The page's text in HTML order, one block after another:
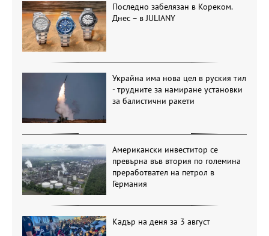
Последно забелязан в Кореком.
Днес – в JULIANY
Украйна има нова цел в руския тил
- трудните за намиране установки
за балистични ракети
Американски инвеститор се
превърна във втория по големина
преработвател на петрол в
Германия
Кадър на деня за 3 август